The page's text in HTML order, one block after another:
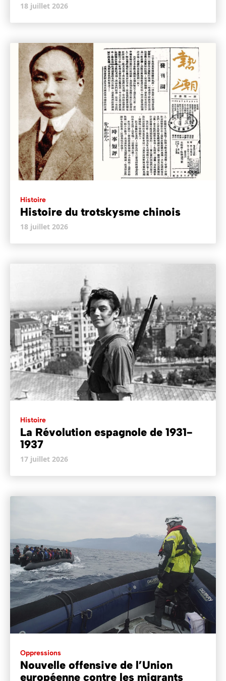
18 juillet 2026
Histoire
Histoire du trotskysme chinois
18 juillet 2026
Histoire
La Révolution espagnole de 1931-
1937
17 juillet 2026
Oppressions
Nouvelle offensive de l’Union
européenne contre les migrants